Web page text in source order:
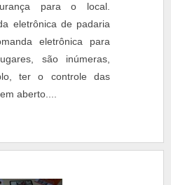
para o local.
eletrônica de padaria
eletrônica para
são inúmeras,
ter o controle das
aberto....